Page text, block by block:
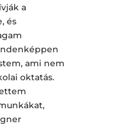
a
és
ami nem
oktatás.